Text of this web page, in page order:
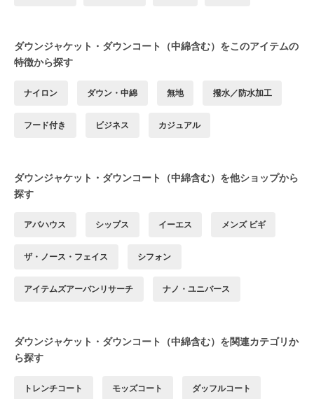
ダウンジャケット・ダウンコート（中綿含む）をこのアイテムの
特徴から探す
ナイロン ダウン・中綿 無地 撥水／防水加工
フード付き ビジネス カジュアル
ダウンジャケット・ダウンコート（中綿含む）を他ショップから
探す
アバハウス シップス イーエス メンズ ビギ
ザ・ノース・フェイス シフォン
アイテムズアーバンリサーチ ナノ・ユニバース
ダウンジャケット・ダウンコート（中綿含む）を関連カテゴリか
ら探す
トレンチコート モッズコート ダッフルコート